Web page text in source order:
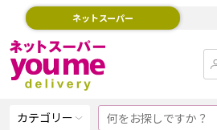
ネットスーパー
カテゴリー